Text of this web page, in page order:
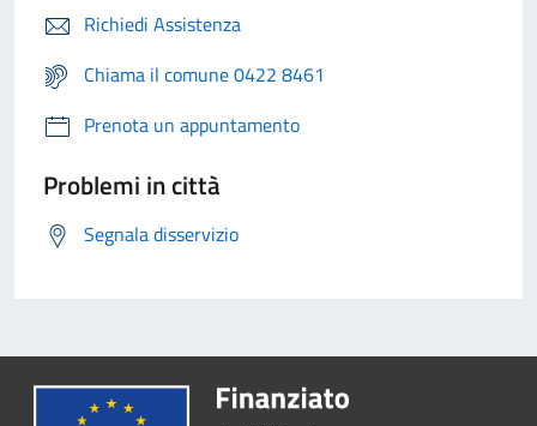
Richiedi Assistenza
Chiama il comune 0422 8461
Prenota un appuntamento
Problemi in città
Segnala disservizio